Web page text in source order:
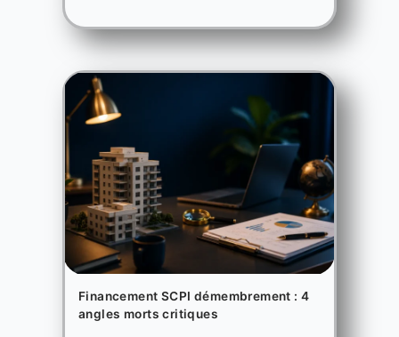
Financement SCPI démembrement : 4
angles morts critiques